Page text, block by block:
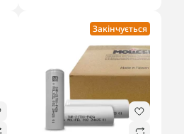
Закінчується